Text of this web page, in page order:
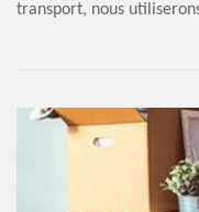
transport, nous